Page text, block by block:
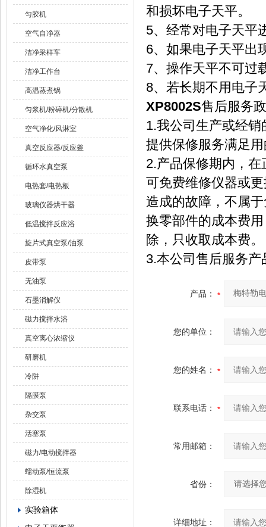
匀胶机
空气自净器
洁净采样车
洁净工作台
高温蒸煮锅
匀浆机/粉碎机/分散机
空气净化/风淋室
真空反应器/反应釜
循环水真空泵
电热套/电热板
玻璃仪器烘干器
低温搅拌反应浴
旋片式真空泵/油泵
皮带泵
无油泵
石墨消解仪
磁力搅拌水浴
真空离心浓缩仪
研磨机
冷阱
隔膜泵
杂交泵
活塞泵
磁力/电动搅拌器
蠕动泵/恒流泵
除湿机
实验箱体
和损坏电子天平。
5、经常对电子天平
6、如果电子天平出
7、操作天平不可过
8、若长期不用电子
XP8002S售后服务
1.我公司生产或经
提供保修服务满足
2.产品保修期内，
可免费维修仪器或
造成的故障，不属
换零部件的成本费
除，只收取成本费。
3.本公司售后服务
产品：
您的单位：
您的姓名：
联系电话：
常用邮箱：
省份：
详细地址：